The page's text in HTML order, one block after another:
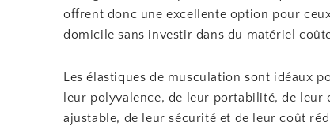
offrent donc une excellente option pour
domicile sans investir dans du matériel
Les élastiques de musculation sont idéaux
leur polyvalence, de leur portabilité, de
ajustable, de leur sécurité et de leur coût